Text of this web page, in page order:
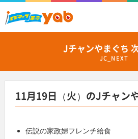
Jチャンやまぐち
JC_NEXT
11月19日（火）のJチャン
伝説の家政婦フレンチ給食